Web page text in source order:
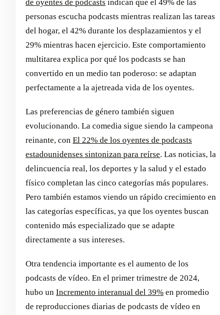
de oyentes de podcasts indican que el 49% de las
personas escucha podcasts mientras realizan las tareas
del hogar, el 42% durante los desplazamientos y el
29% mientras hacen ejercicio. Este comportamiento
multitarea explica por qué los podcasts se han
convertido en un medio tan poderoso: se adaptan
perfectamente a la ajetreada vida de los oyentes.
Las preferencias de género también siguen
evolucionando. La comedia sigue siendo la campeona
reinante, con El 22% de los oyentes de podcasts
estadounidenses sintonizan para reírse. Las noticias, la
delincuencia real, los deportes y la salud y el estado
físico completan las cinco categorías más populares.
Pero también estamos viendo un rápido crecimiento en
las categorías específicas, ya que los oyentes buscan
contenido más especializado que se adapte
directamente a sus intereses.
Otra tendencia importante es el aumento de los
podcasts de vídeo. En el primer trimestre de 2024,
hubo un Incremento interanual del 39% en promedio
de reproducciones diarias de podcasts de vídeo en